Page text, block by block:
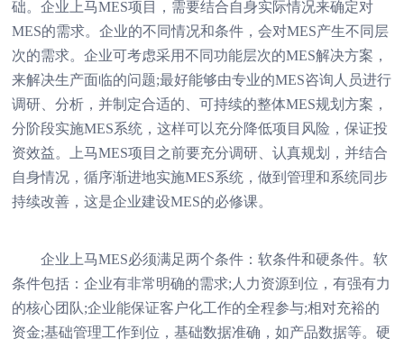
础。企业上马MES项目，需要结合自身实际情况来确定对
MES的需求。企业的不同情况和条件，会对MES产生不同层
次的需求。企业可考虑采用不同功能层次的MES解决方案，
来解决生产面临的问题;最好能够由专业的MES咨询人员进行
调研、分析，并制定合适的、可持续的整体MES规划方案，
分阶段实施MES系统，这样可以充分降低项目风险，保证投
资效益。上马MES项目之前要充分调研、认真规划，并结合
自身情况，循序渐进地实施MES系统，做到管理和系统同步
持续改善，这是企业建设MES的必修课。
企业上马MES必须满足两个条件：软条件和硬条件。软
条件包括：企业有非常明确的需求;人力资源到位，有强有力
的核心团队;企业能保证客户化工作的全程参与;相对充裕的
资金;基础管理工作到位，基础数据准确，如产品数据等。硬